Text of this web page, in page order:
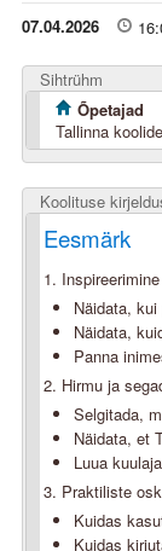
07.04.2026
Sihtrühm
Õpetajad
Tallinna
Koolituse
Eesmärk
1. Inspireerimine
Näidata,
Näidata,
Panna
2. Hirmu ja
Selgitada,
Näidata, et
Luua
3. Praktiliste
Kuidas
Kuidas